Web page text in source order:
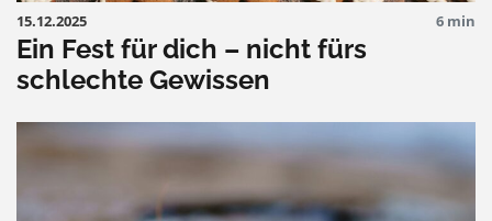
15.12.2025 6 min
Ein Fest für dich – nicht fürs
schlechte Gewissen